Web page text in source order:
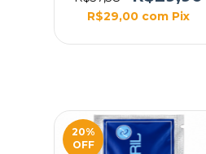
R$29,00 com Pix
20%
OFF